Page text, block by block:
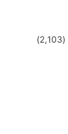
(2,103)